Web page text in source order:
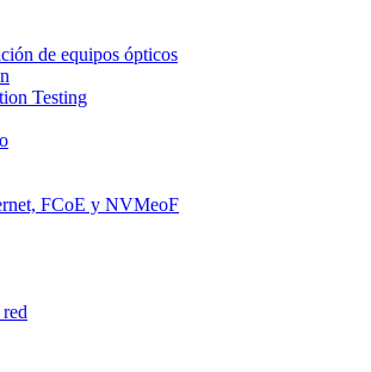
de equipos ópticos
Testing
FCoE y NVMeoF